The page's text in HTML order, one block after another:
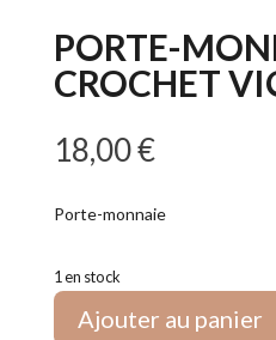
PORTE-
CROCHET
18,00€
Porte-monnaie
1 en stock
Ajouter au panier